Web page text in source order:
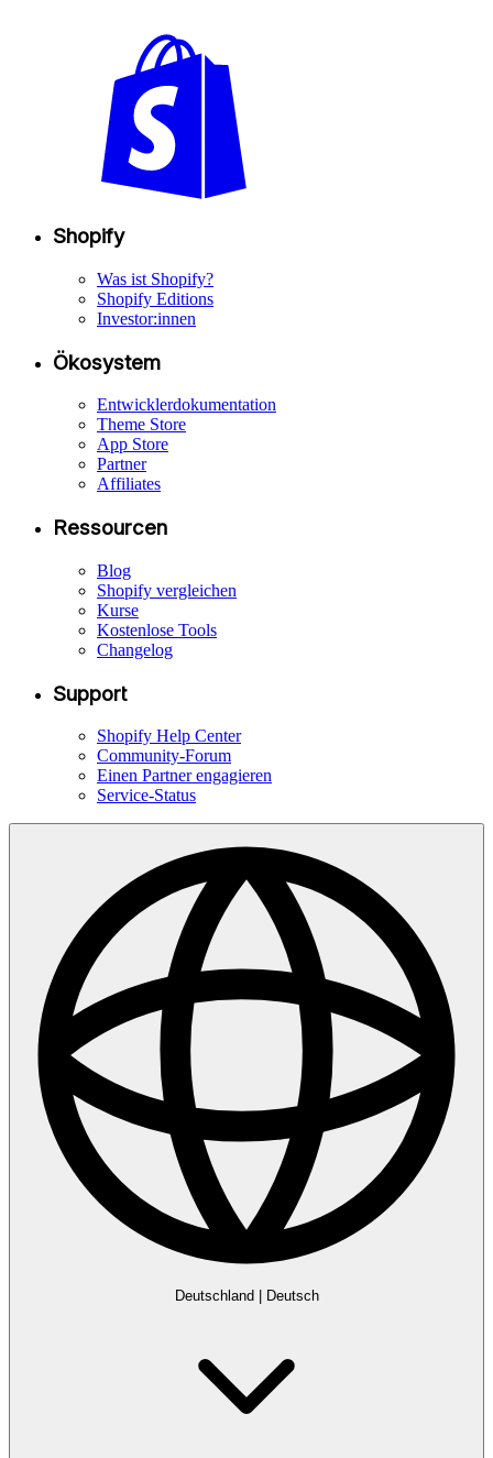
Shopify
Was ist Shopify?
Shopify Editions
Investor:innen
Ökosystem
Entwicklerdokumentation
Theme Store
App Store
Partner
Affiliates
Ressourcen
Blog
Shopify vergleichen
Kurse
Kostenlose Tools
Changelog
Support
Shopify Help Center
Community-Forum
Einen Partner engagieren
Service-Status
Deutschland Deutsch